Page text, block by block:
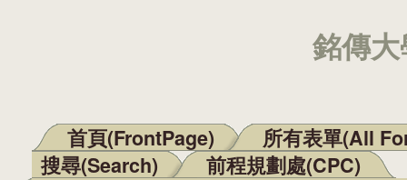
銘傳
主選單
首頁(FrontPage)
所有表單(All
搜尋(Search)
前程規劃處(CPC)